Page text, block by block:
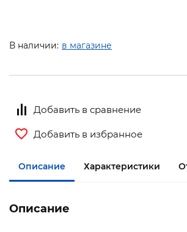
В наличии: в магазине
Добавить в сравнение
Добавить в избранное
Описание Характеристики
Описание